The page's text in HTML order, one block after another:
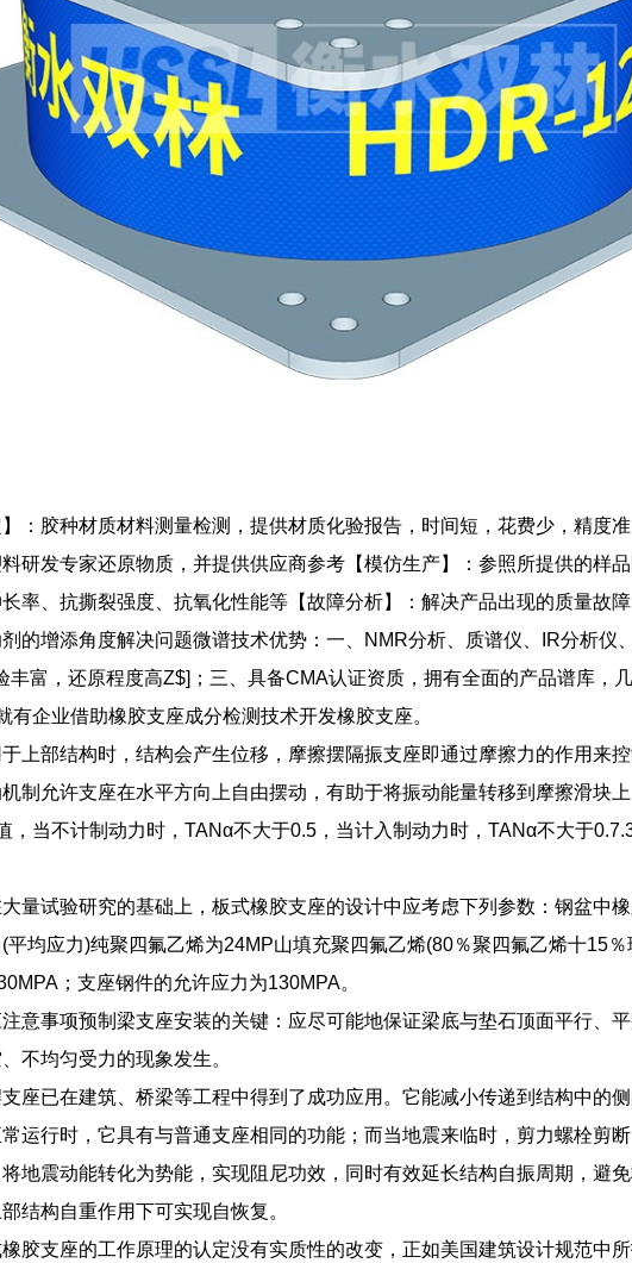
：胶种材质材料测量检测，提供材质化验报告，时间短，花费少，精度
研发专家还原物质，并提供供应商参考【模仿生产】：参照所提供的样
率、抗撕裂强度、抗氧化性能等【故障分析】：解决产品出现的质量故
的增添角度解决问题微谱技术优势：一、NMR分析、质谱仪、IR分析仪
丰富，还原程度高Z$]；三、具备CMA认证资质，拥有全面的产品谱库，
有企业借助橡胶支座成分检测技术开发橡胶支座。
上部结构时，结构会产生位移，摩擦摆隔振支座即通过摩擦力的作用来
制允许支座在水平方向上自由摆动，有助于将振动能量转移到摩擦滑块上
，当不计制动力时，TANα不大于0.5，当计入制动力时，TANα不大于
量试验研究的基础上，板式橡胶支座的设计中应考虑下列参数：钢盆中
均应力)纯聚四氟乙烯为24MP山填充聚四氟乙烯(80％聚四氟乙烯十15％
；支座钢件的允许应力为130MPA。
意事项预制梁支座安装的关键：应尽可能地保证梁底与垫石顶面平行、
不均匀受力的现象发生。
座已在建筑、桥梁等工程中得到了成功应用。它能减小传递到结构中的
运行时，它具有与普通支座相同的功能；而当地震来临时，剪力螺栓剪
地震动能转化为势能，实现阻尼功效，同时有效延长结构自振周期，避
结构自重作用下可实现自恢复。
胶支座的工作原理的认定没有实质性的改变，正如美国建筑设计规范中